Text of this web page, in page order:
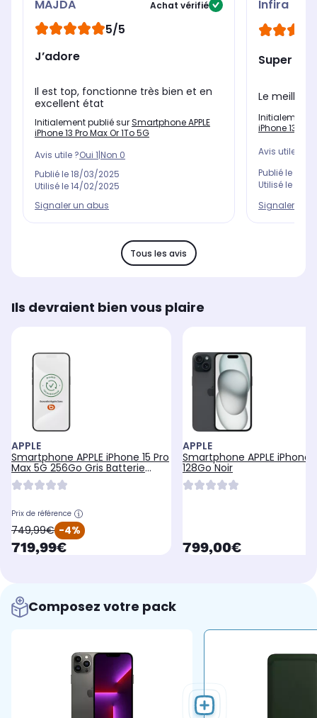
MAJDA Achat vérifié
5/5
J’adore
Il est top, fonctionne très bien et en
excellent état
Initialement publié surSmartphone APPLE
iPhone 13 Pro Max Or 1To 5G
Avis utile ?Oui 1|Non 0
Publié le18/03/2025
Utilisé le14/02/2025
Signaler un abus
Infira
Super
Le meilleur
Initialement
iPhone 13 Pro
Avis utile ?
Publié le
Utilisé le
Signaler un
Tous les avis
Ils devraient bien vous plaire
APPLE
Smartphone APPLE iPhone 15 Pro
Max 5G 256Go Gris Batterie
Neuve
Prix de référence
oldPrice
749,99€ -4%
currentPrice
719,99€
APPLE
Smartphone APPLE iPhone
128Go Noir
currentPrice
799,00€
Composez votre pack